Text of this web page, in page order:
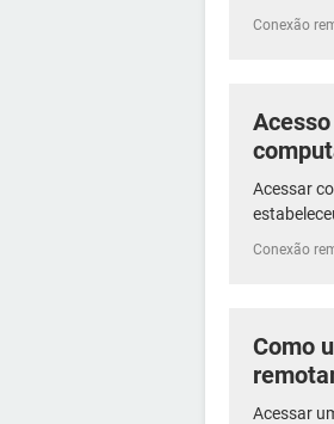
Conexão
Acessar
Conexão
Como
Acessar